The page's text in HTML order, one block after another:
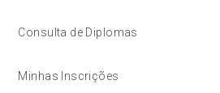
Consulta de Diplomas
Minhas Inscrições